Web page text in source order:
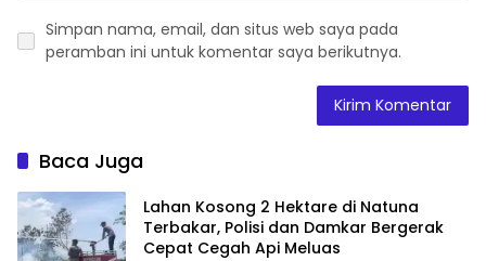
Simpan nama, email, dan situs web saya pada
peramban ini untuk komentar saya berikutnya.
Baca Juga
Lahan Kosong 2 Hektare di Natuna
Terbakar, Polisi dan Damkar Bergerak
Cepat Cegah Api Meluas